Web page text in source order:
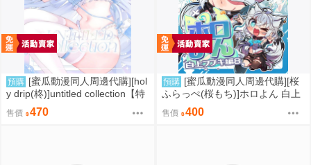
預購 [蜜瓜動漫同人周邊代購][hol
y drip(柊)]untitled collection【特
典付】(同人誌)
售價 470
預購 [蜜瓜動漫同人周邊代購][桜
ふらっぺ(桜もち)]ホロよん 白上
フブキ編8(Hololive)(同人誌)
售價 400